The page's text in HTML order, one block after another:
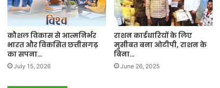
कौशल विकास से आत्मनिर्भर
भारत और विकसित छत्तीसगढ़
का सपना…
July 15, 2026
राशन कार्डधारियों के लिए
मुसीबत बना ओटीपी, राशन के
बिना…
June 26, 2025